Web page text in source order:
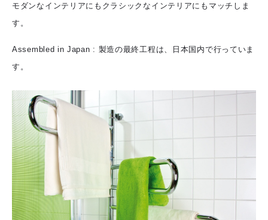
モダンなインテリアにもクラシックなインテリアにもマッチしま
す。
Assembled in Japan : 製造の最終工程は、日本国内で行っていま
す。